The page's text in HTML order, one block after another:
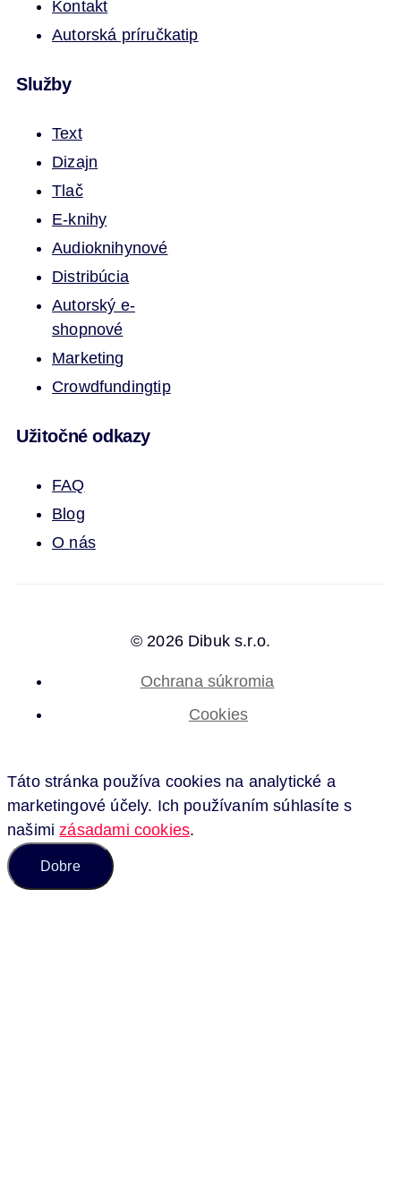
Kontakt
Autorská príručkatip
Služby
Text
Dizajn
Tlač
E-knihy
Audioknihynové
Distribúcia
Autorský e-
shopnové
Marketing
Crowdfundingtip
Užitočné odkazy
FAQ
Blog
O nás
© 2026 Dibuk s.r.o.
Ochrana súkromia
Cookies
Táto stránka používa cookies na analytické a
marketingové účely. Ich používaním súhlasíte s
našimizásadami cookies.
Dobre